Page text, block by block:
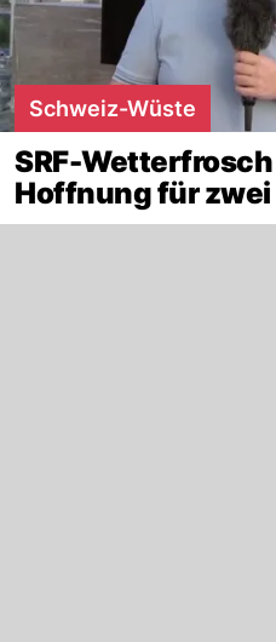
Schweiz-Wüste
SRF-
Hoffnung für